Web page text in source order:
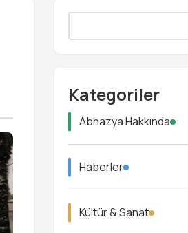
Kategoriler
Abhazya Hakkında
Haberler
Kültür & Sanat